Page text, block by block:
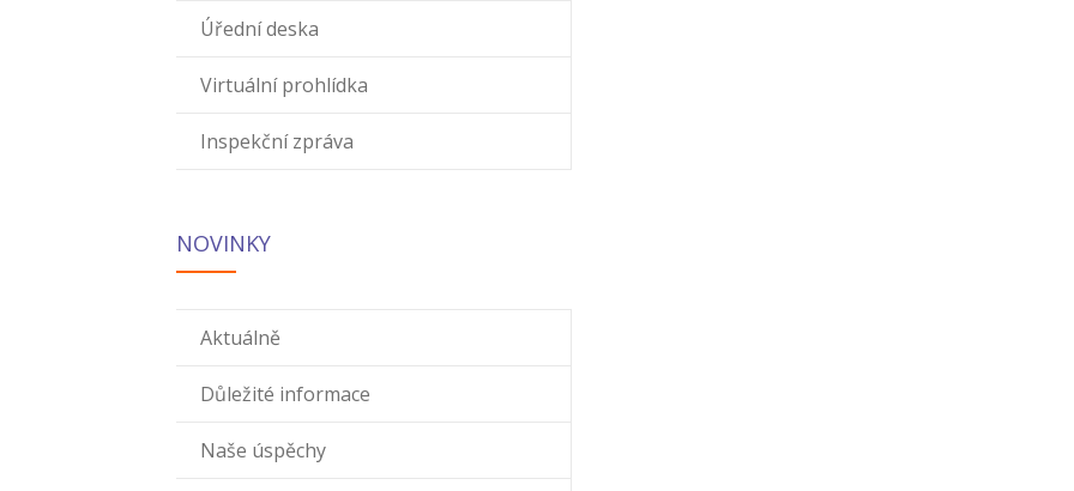
Úřední deska
Virtuální prohlídka
Inspekční zpráva
NOVINKY
Aktuálně
Důležité informace
Naše úspěchy